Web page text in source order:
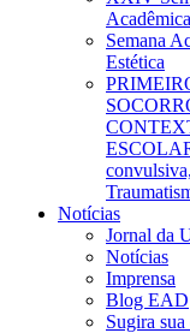
Semana
Estética
Notícias
Jornal da
Notícias
Imprensa
Blog EAD
Sugira